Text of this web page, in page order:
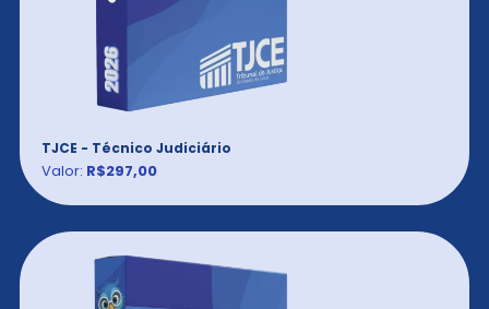
TJCE - Técnico Judiciário
Valor: R$297,00